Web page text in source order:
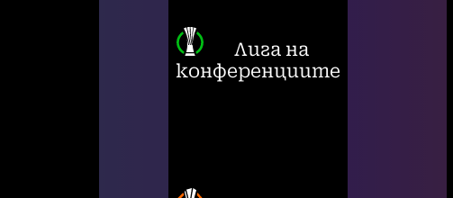
Лига на
конференциите